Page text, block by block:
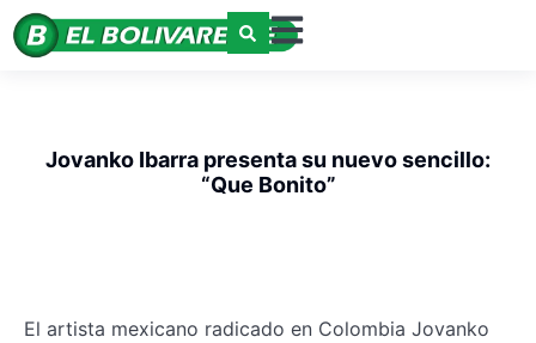
Jovanko Ibarra presenta su nuevo sencillo:
“Que Bonito”
El artista mexicano radicado en Colombia Jovanko